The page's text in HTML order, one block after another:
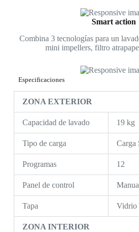
Smart action
Combina 3 tecnologías para un
mini impellers, filtro
Especificaciones
ZONA EXTERIOR
Capacidad de lavado 19 kg
Tipo de carga Carga
Programas 12
Panel de control
Tapa Vidrio
ZONA INTERIOR